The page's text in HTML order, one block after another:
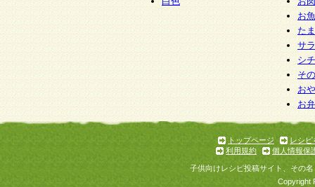
お
た
サ
シ
そ
お
お
トップページ
レシピ
利用規約
個人情報保
子供向けレシピ投稿サイト、その
Copyright